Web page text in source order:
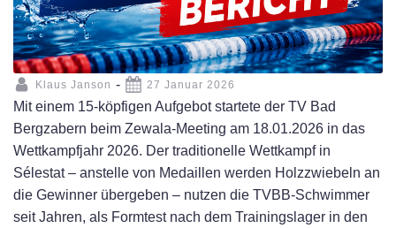
Klaus Janson - 27 Januar 2026
Mit einem 15-köpfigen Aufgebot startete der TV Bad
Bergzabern beim Zewala-Meeting am 18.01.2026 in das
Wettkampfjahr 2026. Der traditionelle Wettkampf in
Sélestat – anstelle von Medaillen werden Holzzwiebeln an
die Gewinner übergeben – nutzen die TVBB-Schwimmer
seit Jahren, als Formtest nach dem Trainingslager in den